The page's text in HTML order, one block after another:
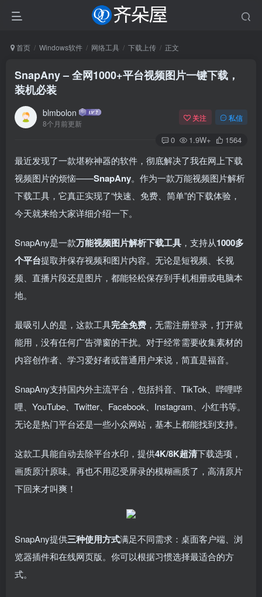
首页 Windows软件 网络工具 下载上传 正文
SnapAny – 全网1000+平台视频图片一键下载，
装机必装
blmbolon
8个月前更新
关注 私信
0 1.9W+ 1564
最近发现了一款堪称神器的软件，彻底解决了我在网上下载
视频图片的烦恼——SnapAny。作为一款万能视频图片解析
下载工具，它真正实现了“快速、免费、简单”的下载体验，
今天就来给大家详细介绍一下。
SnapAny是一款万能视频图片解析下载工具 ，支持从1000多
个平台提取并保存视频和图片内容。无论是短视频、长视
频、直播片段还是图片，都能轻松保存到手机相册或电脑本
地。
最吸引人的是，这款工具完全免费 ，无需注册登录，打开就
能用，没有任何广告弹窗的干扰。对于经常需要收集素材的
内容创作者、学习爱好者或普通用户来说，简直是福音。
SnapAny支持国内外主流平台，包括抖音、TikTok、哔哩哔
哩、YouTube、Twitter、Facebook、Instagram、小红书等。
无论是热门平台还是一些小众网站，基本上都能找到支持。
这款工具能自动去除平台水印，提供4K/8K超清下载选项，
画质原汁原味。再也不用忍受屏录的模糊画质了，高清原片
下回来才叫爽！
SnapAny提供三种使用方式满足不同需求：桌面客户端、浏
览器插件和在线网页版。你可以根据习惯选择最适合的方
式。